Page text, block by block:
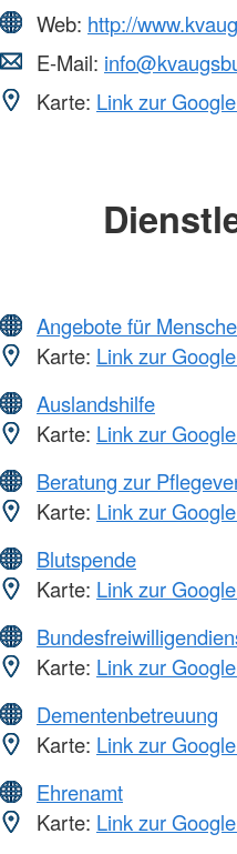
Web: http://
E-Mail:
Karte: Link zur
Angebote für
Karte: Link zur
Auslandshilfe
Karte: Link zur
Beratung zur
Karte: Link zur
Blutspende
Karte: Link zur
Karte: Link zur
Dementenbetreuung
Karte: Link zur
Ehrenamt
Karte: Link zur